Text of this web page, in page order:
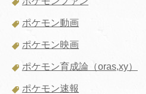
ポケモン動画
ポケモン映画
ポケモン育成論（oras,xy）
ポケモン速報